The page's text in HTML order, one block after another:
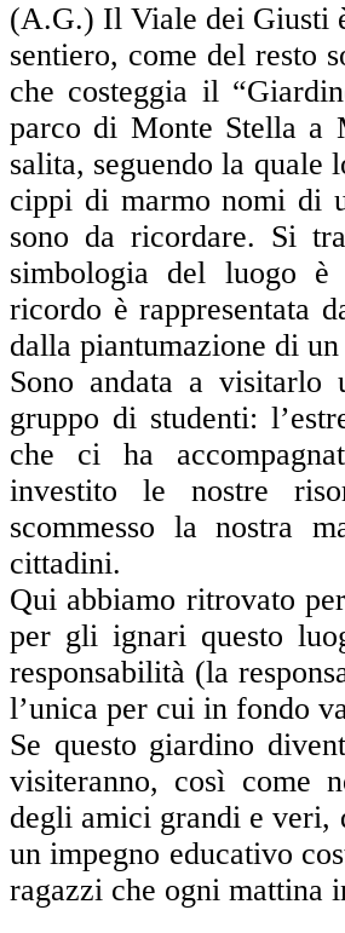
(A.G.) Il Viale dei Giusti
sentiero, come del resto
che costeggia il
parco di Monte Stella a
salita, seguendo la quale
cippi di marmo nomi di
sono da ricordare. Si
simbologia del luogo
ricordo è rappresentata
dalla piantumazione di
Sono andata a
gruppo di studenti:
che ci ha
investito le nostre
scommesso la nostra
cittadini.
Qui abbiamo ritrovato
per gli ignari questo
responsabilità (la
l’unica per cui in fondo
Se questo giardino
visiteranno, così come
degli amici grandi e veri,
un impegno educativo
ragazzi che ogni mattina